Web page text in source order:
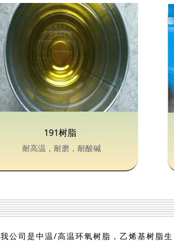
耐高温，耐磨，耐酸碱
191树脂
我公司是中温/高温环氧树脂，乙烯基树脂生